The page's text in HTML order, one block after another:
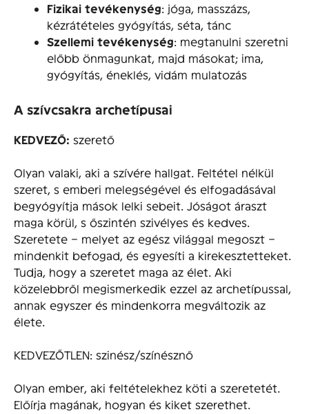
Fizikai tevékenység: jóga, masszázs,
kézrátételes gyógyítás, séta, tánc
Szellemi tevékenység: megtanulni szeretni
előbb önmagunkat, majd másokat; ima,
gyógyítás, éneklés, vidám mulatozás
A szívcsakra archetípusai
KEDVEZŐ: szerető
Olyan valaki, aki a szívére hallgat. Feltétel nélkül
szeret, s emberi melegségével és elfogadásával
begyógyítja mások lelki sebeit. Jóságot áraszt
maga körül, s őszintén szivélyes és kedves.
Szeretete – melyet az egész világgal megoszt –
mindenkit befogad, és egyesíti a kirekesztetteket.
Tudja, hogy a szeretet maga az élet. Aki
közelebbről megismerkedik ezzel az archetípussal,
annak egyszer és mindenkorra megváltozik az
élete.
KEDVEZŐTLEN: szinész/színésznő
Olyan ember, aki feltételekhez köti a szeretetét.
Előírja magának, hogyan és kiket szerethet.